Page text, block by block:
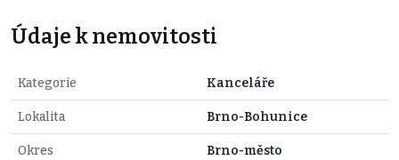
Údaje k nemovitosti
Kategorie Kanceláře
Lokalita Brno-Bohunice
Okres Brno-město